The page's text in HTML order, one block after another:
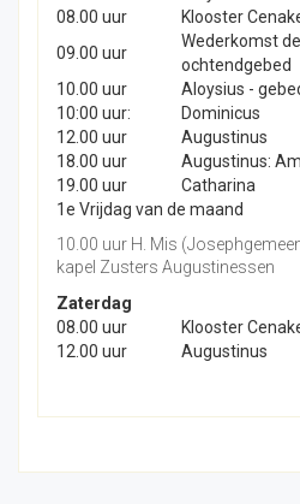
08.00 uur
Klooster
09.00 uur
Wederkomst
ochtendgebed
10.00 uur
Aloysius -
10:00 uur:
Dominicus
12.00 uur
Augustinus
18.00 uur
Augustinus:
19.00 uur
Catharina
1e Vrijdag van de maand
10.00 uur H. Mis
kapel Zusters Augustinessen
Zaterdag
08.00 uur
Klooster
12.00 uur
Augustinus